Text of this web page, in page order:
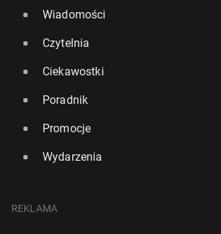
Wiadomości
Czytelnia
Ciekawostki
Poradnik
Promocje
Wydarzenia
REKLAMA